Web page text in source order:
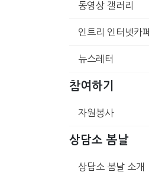
동영상 갤러리
인트리 인터넷카페
뉴스레터
참여하기
자원봉사
상담소 봄날
상담소 봄날 소개